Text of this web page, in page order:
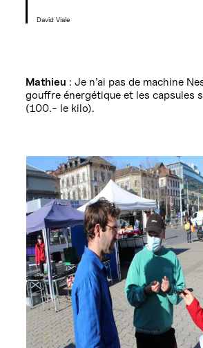
David Viale
Mathieu : Je n’ai pas de machine
gouffre énergétique et les capsules
(100.- le kilo).